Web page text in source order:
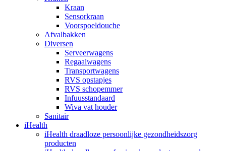
Kraan
Sensorkraan
Voorspoeldouche
Afvalbakken
Diversen
Serveerwagens
Regaalwagens
Transportwagens
RVS opstapjes
RVS schopemmer
Infuusstandaard
Wiva vat houder
Sanitair
iHealth
iHealth draadloze persoonlijke gezondheidszorg
producten